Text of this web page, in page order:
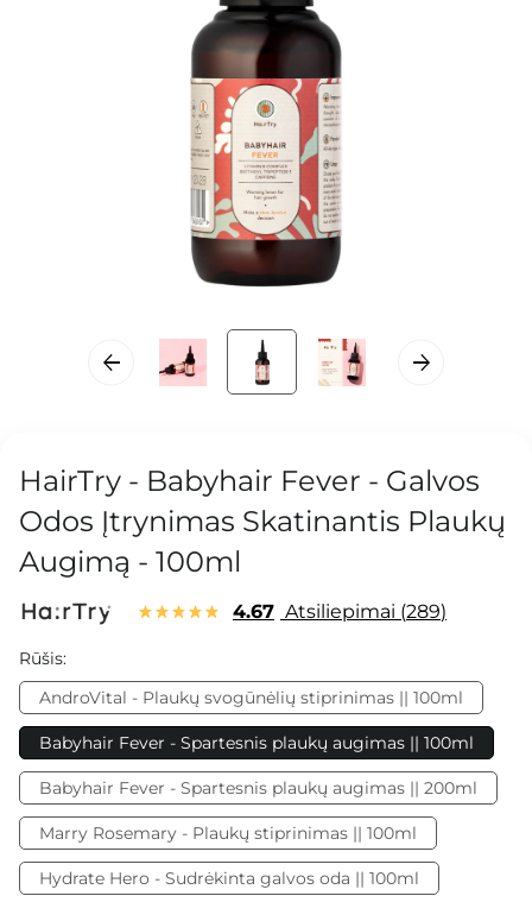
HairTry - Babyhair Fever - Galvos
Odos Įtrynimas Skatinantis Plaukų
Augimą - 100ml
4.67 Atsiliepimai 289
Rūšis:
AndroVital - Plaukų svogūnėlių stiprinimas || 100ml
Babyhair Fever - Spartesnis plaukų augimas || 100ml
Babyhair Fever - Spartesnis plaukų augimas || 200ml
Marry Rosemary - Plaukų stiprinimas || 100ml
Hydrate Hero - Sudrėkinta galvos oda || 100ml